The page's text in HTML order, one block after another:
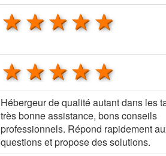
4 stars
3 stars
2 stars
1 star
4 stars
3 stars
2 stars
1 star
Hébergeur de qualité autant dans les
très bonne assistance, bons conseils
professionnels. Répond rapidement
questions et propose des solutions.